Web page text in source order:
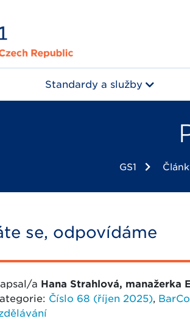
Standardy a služby
GS1
se, odpovídáme
a Hana Strahlová, manažerka
Číslo 68 (říjen 2025),